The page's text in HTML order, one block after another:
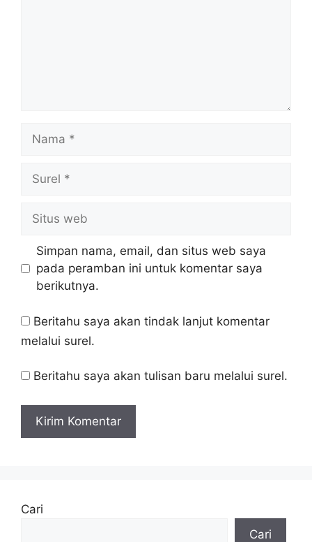
Nama
Surel
Situs
web
Simpan nama, email, dan situs web saya
pada peramban ini untuk komentar saya
berikutnya.
Beritahu saya akan tindak lanjut komentar
melalui surel.
Beritahu saya akan tulisan baru melalui surel.
Cari
Cari